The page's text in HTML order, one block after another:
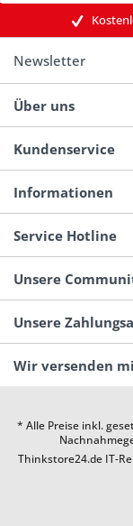
Newsletter
Über uns
Kundenservice
Informationen
Service Hotline
Unsere
Unsere
Wir versenden
* Alle Preise inkl.
Thinkstore24.de IT-